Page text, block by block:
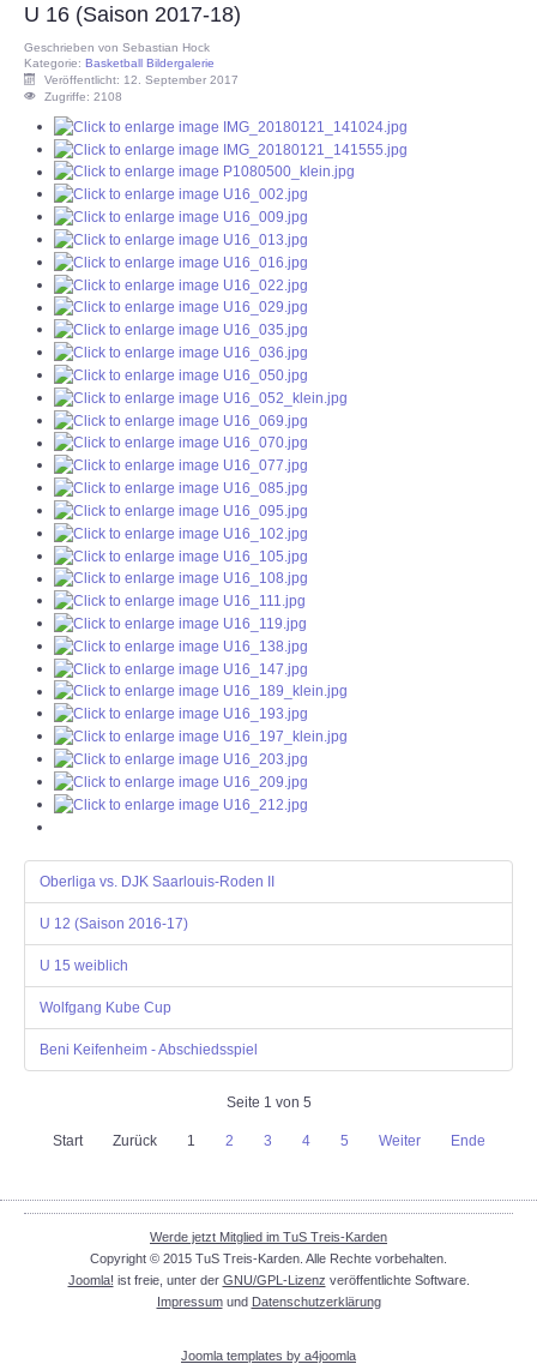
U 16 (Saison 2017-18)
Geschrieben von Sebastian Hock
Kategorie: Basketball Bildergalerie
Veröffentlicht: 12. September 2017
Zugriffe: 2108
Oberliga vs. DJK Saarlouis-Roden II
U 12 (Saison 2016-17)
U 15 weiblich
Wolfgang Kube Cup
Beni Keifenheim - Abschiedsspiel
Seite 1 von 5
Start Zurück 1 2 3 4 5 Weiter Ende
Werde jetzt Mitglied im TuS Treis-Karden
Copyright © 2015 TuS Treis-Karden. Alle Rechte vorbehalten.
Joomla! ist freie, unter der GNU/GPL-Lizenz veröffentlichte Software.
Impressumund Datenschutzerklärung
Joomla templates by a4joomla